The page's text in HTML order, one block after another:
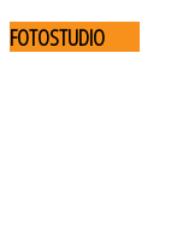
FOTOSTUDIO